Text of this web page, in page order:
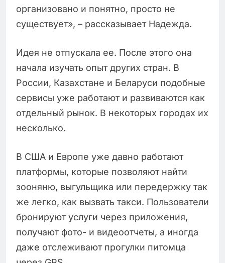
организовано и понятно, просто не
существует», – рассказывает Надежда.
Идея не отпускала ее. После этого она
начала изучать опыт других стран. В
России, Казахстане и Беларуси подобные
сервисы уже работают и развиваются как
отдельный рынок. В некоторых городах их
несколько.
В США и Европе уже давно работают
платформы, которые позволяют найти
зооняню, выгульщика или передержку так
же легко, как вызвать такси. Пользователи
бронируют услуги через приложения,
получают фото- и видеоотчеты, а иногда
даже отслеживают прогулки питомца